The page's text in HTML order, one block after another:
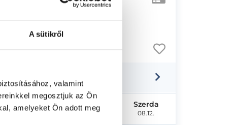
A sütikről
valamint
megosztjuk az Ön
amelyeket Ön adott meg
Hétfő
08.10.
Kedd
08.11.
Szerda
08.12.